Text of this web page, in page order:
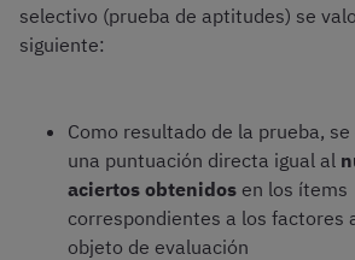
selectivo (prueba de aptitudes) se
siguiente:
Como resultado de la prueba,
una puntuación directa igual al
aciertos obtenidos en los ítems
correspondientes a los factores
objeto de evaluación